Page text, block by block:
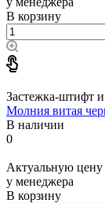
В корзину
Застежка-штифт
Молния витая
В наличии
0
Актуальную цену
у менеджера
В корзину